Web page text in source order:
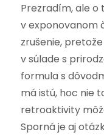
Prezradím, ale o
v exponovanom
zrušenie,
v súlade s
formula s
má istú, hoc nie
retroaktivity
Sporná je aj